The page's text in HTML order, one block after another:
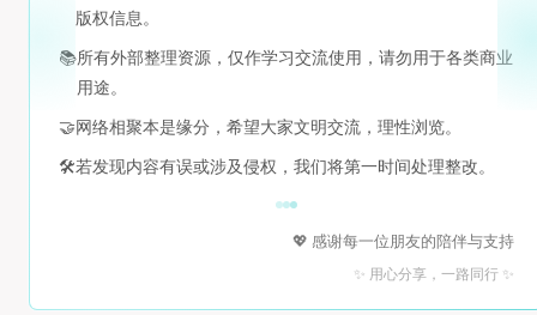
版权信息。
📚所有外部整理资源，仅作学习交流使用，请勿用于各类商业
用途。
🤝 网络相聚本是缘分，希望大家文明交流，理性浏览。
🛠️若发现内容有误或涉及侵权，我们将第一时间处理整改。
💖 感谢每一位朋友的陪伴与支持
✨ 用心分享，一路同行 ✨